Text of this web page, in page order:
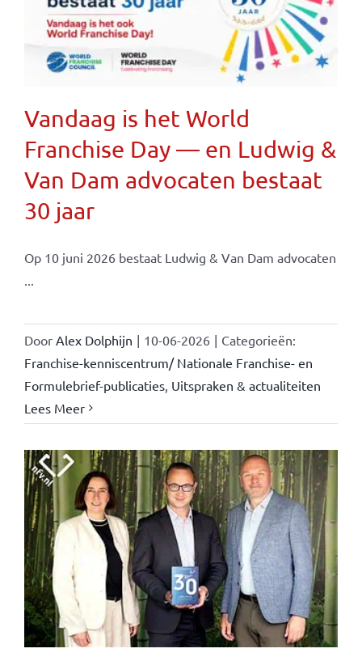
Vandaag is het World
Franchise Day — en Ludwig &
Van Dam advocaten bestaat
30 jaar
Op 10 juni 2026 bestaat Ludwig & Van Dam advocaten
Door Alex Dolphijn | 10-06-2026 | Categorieën:
Franchise-kenniscentrum/ Nationale Franchise- en
Formulebrief-publicaties, Uitspraken & actualiteiten
Lees Meer